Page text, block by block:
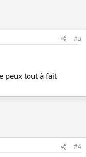
#3
peux tout à fait
#4